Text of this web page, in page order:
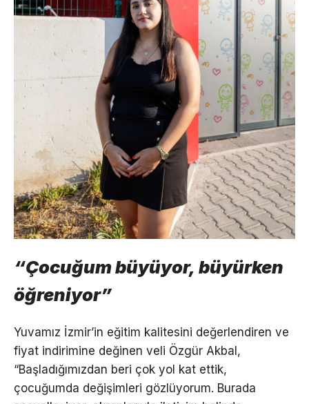
“Çocuğum büyüyor, büyürken
öğreniyor”
Yuvamız İzmir’in eğitim kalitesini değerlendiren ve
fiyat indirimine değinen veli Özgür Akbal,
“Başladığımızdan beri çok yol kat ettik,
çocuğumda değişimleri gözlüyorum. Burada